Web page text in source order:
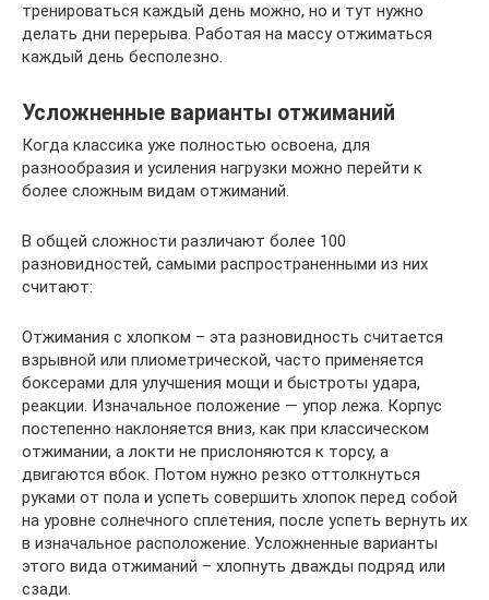
тренироваться каждый день можно, но и тут нужно
делать дни перерыва. Работая на массу отжиматься
каждый день бесполезно.
Усложненные варианты отжиманий
Когда классика уже полностью освоена, для
разнообразия и усиления нагрузки можно перейти к
более сложным видам отжиманий.
В общей сложности различают более 100
разновидностей, самыми распространенными из них
считают:
Отжимания с хлопком – эта разновидность считается
взрывной или плиометрической, часто применяется
боксерами для улучшения мощи и быстроты удара,
реакции. Изначальное положение — упор лежа. Корпус
постепенно наклоняется вниз, как при классическом
отжимании, а локти не прислоняются к торсу, а
двигаются вбок. Потом нужно резко оттолкнуться
руками от пола и успеть совершить хлопок перед собой
на уровне солнечного сплетения, после успеть вернуть их
в изначальное расположение. Усложненные варианты
этого вида отжиманий – хлопнуть дважды подряд или
сзади.